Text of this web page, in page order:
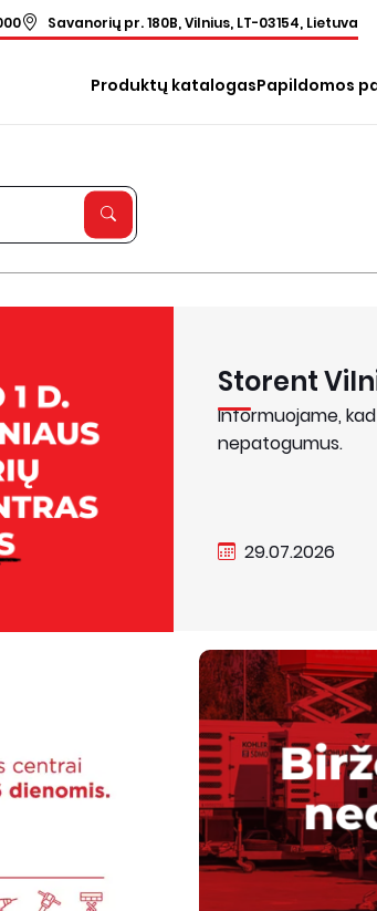
Savanorių pr. 180B, Vilnius, LT-03154, Lietuva
Produktų katalogasPapildomos
Storent
Informuojame,
nepatogumus.
29.07.2026